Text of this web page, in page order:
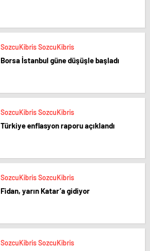
SozcuKibris SozcuKibris
Borsa İstanbul güne düşüşle başladı
SozcuKibris SozcuKibris
Türkiye enflasyon raporu açıklandı
SozcuKibris SozcuKibris
Fidan, yarın Katar’a gidiyor
SozcuKibris SozcuKibris